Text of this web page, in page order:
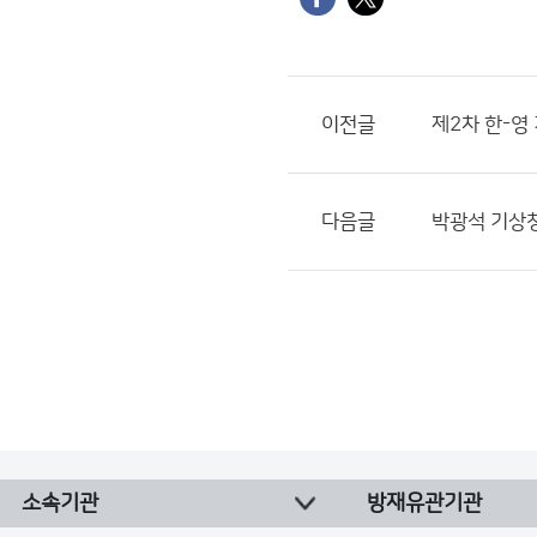
이전글 제2차 한-영
다음글 박광석 기상
소속기관 방재유관기관